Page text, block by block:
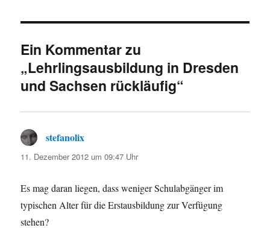
Ein Kommentar zu
„Lehrlingsausbildung in Dresden
und Sachsen rückläufig“
stefanolix
11. Dezember 2012 um 09:47 Uhr
Es mag daran liegen, dass weniger Schulabgänger im
typischen Alter für die Erstausbildung zur Verfügung
stehen?